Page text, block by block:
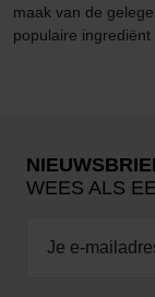
maak van de
populaire ingrediënt
WEES ALS